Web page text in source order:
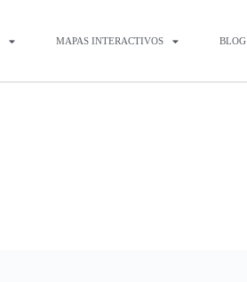
MAPAS INTERACTIVOS BLOG